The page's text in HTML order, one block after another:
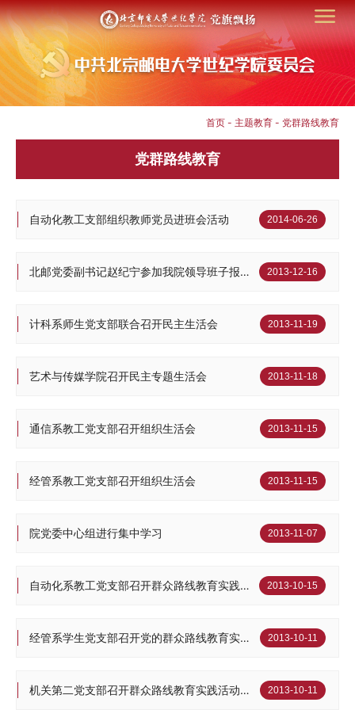
首页 - 主题教育 - 党群路线教育
党群路线教育
2014-06-26
自动化教工支部组织教师党员进班会活动
2013-12-16
北邮党委副书记赵纪宁参加我院领导班子报告会
2013-11-19
计科系师生党支部联合召开民主生活会
2013-11-18
艺术与传媒学院召开民主专题生活会
2013-11-15
通信系教工党支部召开组织生活会
2013-11-15
经管系教工党支部召开组织生活会
2013-11-07
院党委中心组进行集中学习
2013-10-15
自动化系教工党支部召开群众路线教育实践活动主题民主生活会
2013-10-11
经管系学生党支部召开党的群众路线教育实践活动专题民主生活会
2013-10-11
机关第二党支部召开群众路线教育实践活动二阶段工作会议